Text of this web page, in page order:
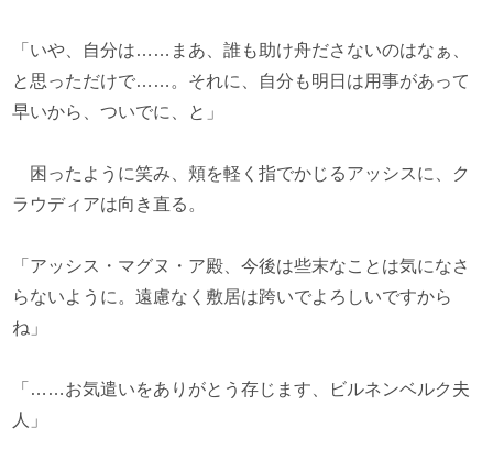
「いや、自分は……まあ、誰も助け舟ださないのはなぁ、
と思っただけで……。それに、自分も明日は用事があって
早いから、ついでに、と」
困ったように笑み、頬を軽く指でかじるアッシスに、ク
ラウディアは向き直る。
「アッシス・マグヌ・ア殿、今後は些末なことは気になさ
らないように。遠慮なく敷居は跨いでよろしいですから
ね」
「……お気遣いをありがとう存じます、ビルネンベルク夫
人」